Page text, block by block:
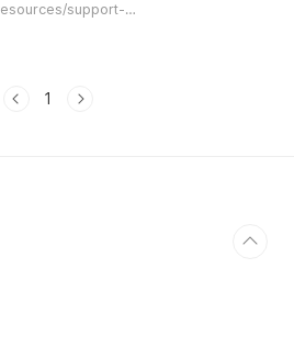
support-
Cleanup
삭제하고 다시 재부팅합니다. 2. AMD
1